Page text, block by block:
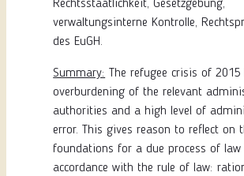
verwaltungsinterne Kontrolle,
des EuGH.
Summary: The refugee crisis of
overburdening of the relevant
authorities and a high level of
error. This gives reason to reflect on
foundations for a due process of law
accordance with the rule of law: